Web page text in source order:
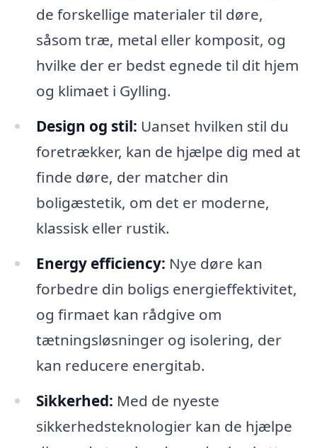
de forskellige materialer til døre,
såsom træ, metal eller komposit, og
hvilke der er bedst egnede til dit hjem
og klimaet i Gylling.
Design og stil: Uanset hvilken stil du
foretrækker, kan de hjælpe dig med at
finde døre, der matcher din
boligæstetik, om det er moderne,
klassisk eller rustik.
Energy efficiency: Nye døre kan
forbedre din boligs energieffektivitet,
og firmaet kan rådgive om
tætningsløsninger og isolering, der
kan reducere energitab.
Sikkerhed: Med de nyeste
sikkerhedsteknologier kan de hjælpe